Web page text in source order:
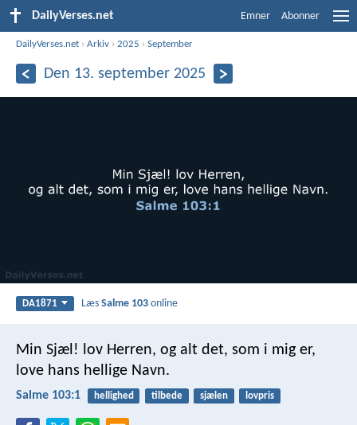
DailyVerses.net Emner Abonner
DailyVerses.net ›Arkiv ›2025 ›September
Den 13. september 2025
DA1871 LæsSalme 103 online
Min Sjæl! lov Herren, og alt det, som i mig er,
love hans hellige Navn.
Salme 103:1 hellighed tilbede sjælen lovpris